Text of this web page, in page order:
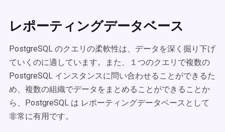
レポーティングデータベース
PostgreSQL のクエリの柔軟性は、データを深く掘り下げ
ていくのに適しています。また、１つのクエリで複数の
PostgreSQL インスタンスに問い合わせることができるた
め、複数の組織でデータをまとめることができることか
ら、PostgreSQL は レポーティングデータベースとして
非常に有用です。